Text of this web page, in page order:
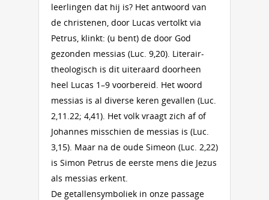
leerlingen dat hij is? Het antwoord van
de christenen, door Lucas vertolkt via
Petrus, klinkt: (u bent) de door God
gezonden messias (Luc. 9,20). Literair-
theologisch is dit uiteraard doorheen
heel Lucas 1–9 voorbereid. Het woord
messias is al diverse keren gevallen (Luc.
2,11.22; 4,41). Het volk vraagt zich af of
Johannes misschien de messias is (Luc.
3,15). Maar na de oude Simeon (Luc. 2,22)
is Simon Petrus de eerste mens die Jezus
als messias erkent.
De getallensymboliek in onze passage